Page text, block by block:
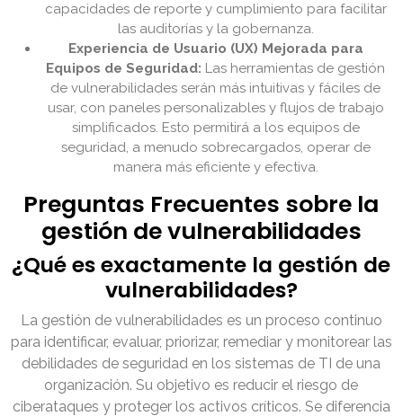
capacidades de reporte y cumplimiento para facilitar
las auditorías y la gobernanza.
Experiencia de Usuario (UX) Mejorada para
Equipos de Seguridad: Las herramientas de gestión
de vulnerabilidades serán más intuitivas y fáciles de
usar, con paneles personalizables y flujos de trabajo
simplificados. Esto permitirá a los equipos de
seguridad, a menudo sobrecargados, operar de
manera más eficiente y efectiva.
Preguntas Frecuentes sobre la
gestión de vulnerabilidades
¿Qué es exactamente la gestión de
vulnerabilidades?
La gestión de vulnerabilidades es un proceso continuo
para identificar, evaluar, priorizar, remediar y monitorear las
debilidades de seguridad en los sistemas de TI de una
organización. Su objetivo es reducir el riesgo de
ciberataques y proteger los activos críticos. Se diferencia